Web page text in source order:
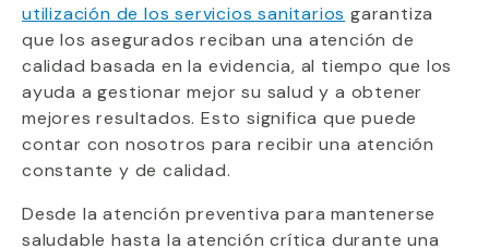
utilización de los servicios sanitarios garantiza
que los asegurados reciban una atención de
calidad basada en la evidencia, al tiempo que los
ayuda a gestionar mejor su salud y a obtener
mejores resultados. Esto significa que puede
contar con nosotros para recibir una atención
constante y de calidad.
Desde la atención preventiva para mantenerse
saludable hasta la atención crítica durante una